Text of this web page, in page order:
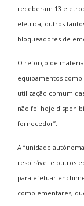
receberam 13
elétrica, outros
bloqueadores de
O reforço de
equipamentos
utilização comum
não foi hoje
fornecedor”.
A “unidade
respirável e outros
para efetuar
complementares,